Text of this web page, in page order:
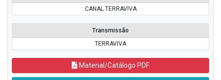
CANAL TERRAVIVA
Transmissão
TERRAVIVA
Material/Catálogo PDF